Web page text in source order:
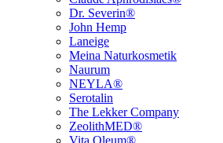
Dr. Severin®
John Hemp
Laneige
Meina Naturkosmetik
Naurum
NEYLA®
Serotalin
The Lekker Company
ZeolithMED®
Vita Oleum®